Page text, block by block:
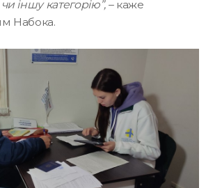
іншу категорію”, – каже
Набока.